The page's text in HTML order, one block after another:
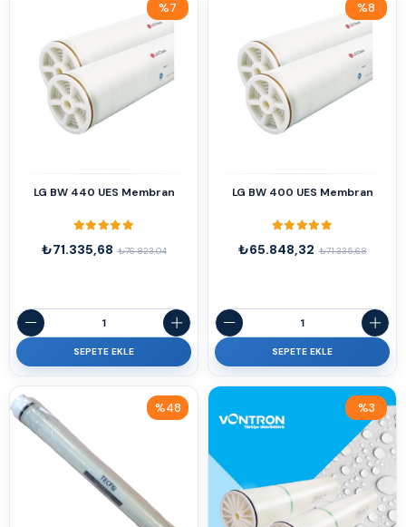
LG BW 440 UES Membran
₺71.335,68 ₺76.823,04
%7
İndirim
%7İndirim
SEPETE EKLE
LG BW 400 UES Membran
₺65.848,32 ₺71.335,68
%8
İndirim
%8İndirim
SEPETE EKLE
%48 %3
İndirim
%3İndirim